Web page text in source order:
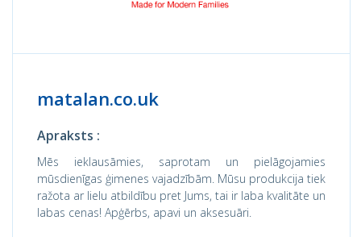
matalan.co.uk
Apraksts :
Mēs ieklausāmies, saprotam un pielāgojamies
mūsdienīgas ģimenes vajadzībām. Mūsu produkcija tiek
ražota ar lielu atbildību pret Jums, tai ir laba kvalitāte un
labas cenas! Apģērbs, apavi un aksesuāri.